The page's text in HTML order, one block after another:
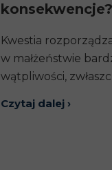
konsekwencje?
Kwestia
w małżeństwie
wątpliwości,
Czytaj dalej ›